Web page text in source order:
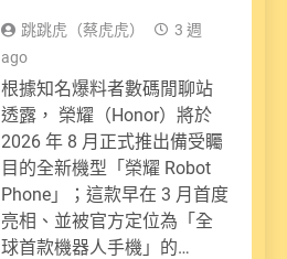
跳跳虎（蔡虎虎）
3 週
ago
根據知名爆料者數碼閒聊站
透露， 榮耀（Honor）將於
2026 年 8 月正式推出備受矚
目的全新機型「榮耀 Robot
Phone」；這款早在 3 月首度
亮相、並被官方定位為「全
球首款機器人手機」的…